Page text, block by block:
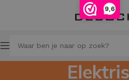
9,6